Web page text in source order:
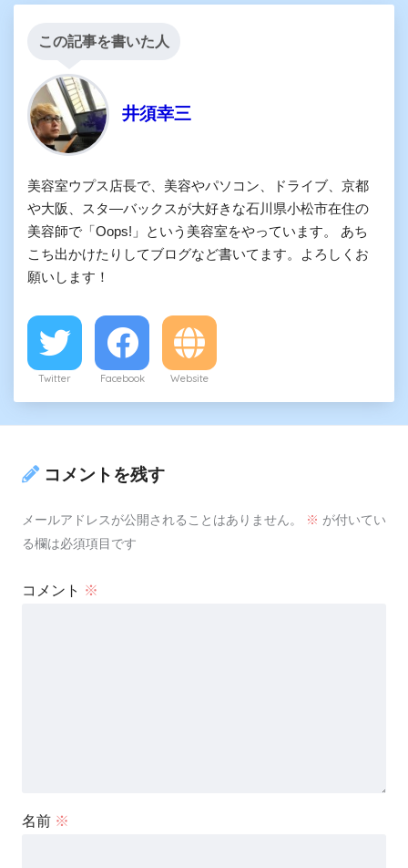
この記事を書いた人
井須幸三
美容室ウプス店長で、美容やパソコン、ドライブ、京都
や大阪、スタ―バックスが大好きな石川県小松市在住の
美容師で「Oops!」という美容室をやっています。 あち
こち出かけたりしてブログなど書いてます。よろしくお
願いします！
Twitter Facebook Website
コメントを残す
メールアドレスが公開されることはありません。 ※ が付いてい
る欄は必須項目です
コメント ※
名前 ※